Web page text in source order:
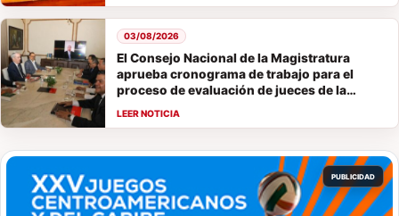
El Consejo Nacional de la Magistratura
aprueba cronograma de trabajo para el
proceso de evaluación de jueces de la
03/08/2026